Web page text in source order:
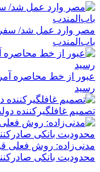
مصر وارد عمل شد/ سفر
باب‌المندب
عبور از خط محاصره
رسید
تصمیم غافلگیرکننده
مدنی‌زاده: روش فعلی
محدودیت بانکی